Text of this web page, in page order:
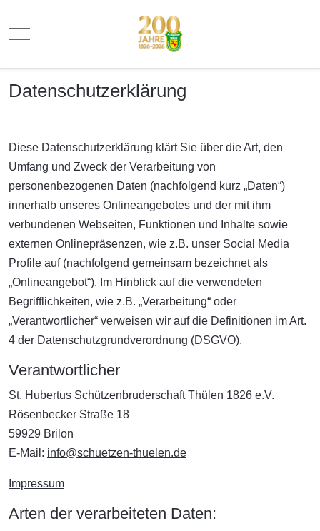
Mobile Menu Toggle
Datenschutzerklärung
Diese Datenschutzerklärung klärt Sie über die Art, den
Umfang und Zweck der Verarbeitung von
personenbezogenen Daten (nachfolgend kurz „Daten“)
innerhalb unseres Onlineangebotes und der mit ihm
verbundenen Webseiten, Funktionen und Inhalte sowie
externen Onlinepräsenzen, wie z.B. unser Social Media
Profile auf (nachfolgend gemeinsam bezeichnet als
„Onlineangebot“). Im Hinblick auf die verwendeten
Begrifflichkeiten, wie z.B. „Verarbeitung“ oder
„Verantwortlicher“ verweisen wir auf die Definitionen im Art.
4 der Datenschutzgrundverordnung (DSGVO).
Verantwortlicher
St. Hubertus Schützenbruderschaft Thülen 1826 e.V.
Rösenbecker Straße 18
59929 Brilon
E-Mail: info@schuetzen-thuelen.de
Impressum
Arten der verarbeiteten Daten: